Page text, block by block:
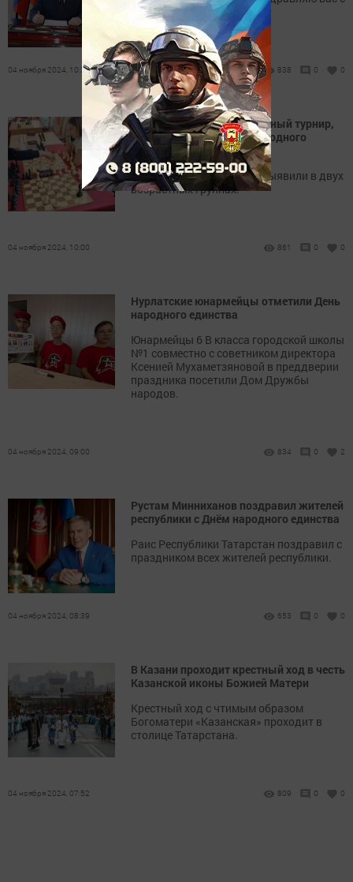
Днём народного единства!
04 ноября 2024, 10:30 838 0 0
В Нурлате прошел шахматный турнир,
приуроченный ко Дню народного
единства
Победителей и призеров выявили в двух
возрастных группах.
04 ноября 2024, 10:00 861 0 0
Нурлатские юнармейцы отметили День
народного единства
Юнармейцы 6 В класса городской школы
№1 совместно с советником директора
Ксенией Мухаметзяновой в преддверии
праздника посетили Дом Дружбы
народов.
04 ноября 2024, 09:00 834 0 2
Рустам Минниханов поздравил жителей
республики с Днём народного единства
Раис Республики Татарстан поздравил с
праздником всех жителей республики.
04 ноября 2024, 08:39 653 0 0
В Казани проходит крестный ход в честь
Казанской иконы Божией Матери
Крестный ход с чтимым образом
Богоматери «Казанская» проходит в
столице Татарстана.
04 ноября 2024, 07:52 809 0 0